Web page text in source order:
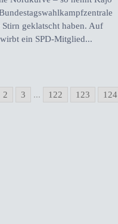
geklatscht haben. Auf
ein SPD-Mitglied...
2 3 ... 122 123 124